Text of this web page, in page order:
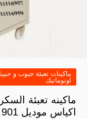
ماكينات تعبئة حبوب و
اوتوماتيك
ماكينه تعبئة
اكياس موديل 901 ماركة المهندس منسى